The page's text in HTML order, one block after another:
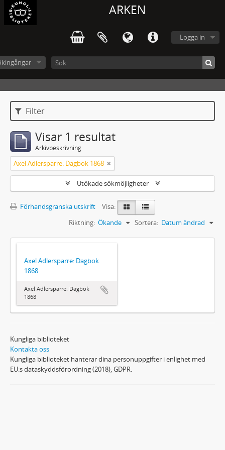
ARKEN
Logga in
Filter
Visar 1 resultat
Arkivbeskrivning
Axel Adlersparre: Dagbok 1868
Utökade sökmöjligheter
Förhandsgranska utskrift
Visa:
Sortera: Datum ändrad
Riktning: Ökande
Axel Adlersparre: Dagbok
1868
Axel Adlersparre: Dagbok
1868
Kungliga biblioteket
Kontakta oss
Kungliga biblioteket hanterar dina personuppgifter i enlighet med
EU:s dataskyddsförordning (2018), GDPR.